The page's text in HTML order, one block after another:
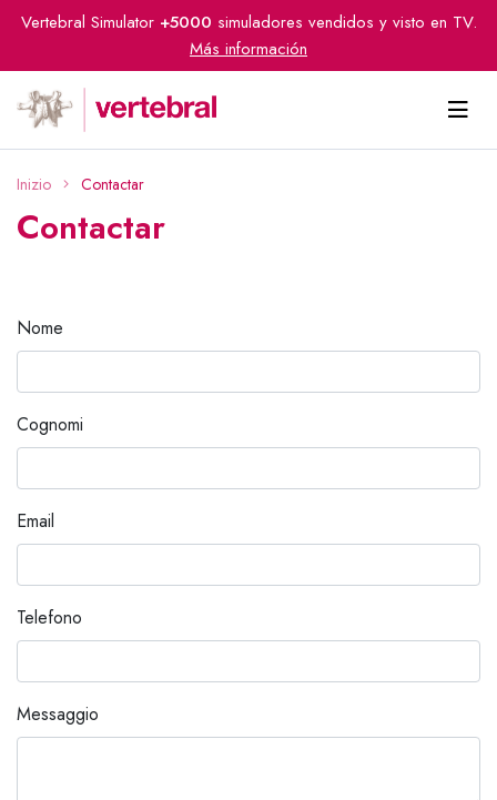
Vertebral Simulator +5000 simuladores vendidos y visto en TV.
Más información
Inizio Contactar
Contactar
Nome
Cognomi
Email
Telefono
Messaggio